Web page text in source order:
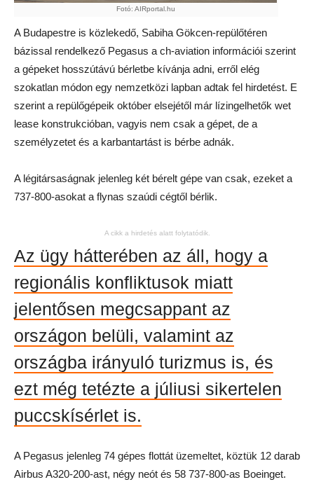
Fotó: AIRportal.hu
A Budapestre is közlekedő, Sabiha Gökcen-repülőtéren
bázissal rendelkező Pegasus a ch-aviation információi szerint
a gépeket hosszútávú bérletbe kívánja adni, erről elég
szokatlan módon egy nemzetközi lapban adtak fel hirdetést. E
szerint a repülőgépeik október elsejétől már lízingelhetők wet
lease konstrukcióban, vagyis nem csak a gépet, de a
személyzetet és a karbantartást is bérbe adnák.
A légitársaságnak jelenleg két bérelt gépe van csak, ezeket a
737-800-asokat a flynas szaúdi cégtől bérlik.
A cikk a hirdetés alatt folytatódik.
Az ügy hátterében az áll, hogy a
regionális konfliktusok miatt
jelentősen megcsappant az
országon belüli, valamint az
országba irányuló turizmus is, és
ezt még tetézte a júliusi sikertelen
puccskísérlet is.
A Pegasus jelenleg 74 gépes flottát üzemeltet, köztük 12 darab
Airbus A320-200-ast, négy neót és 58 737-800-as Boeinget.